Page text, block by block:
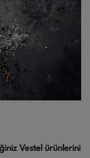
Vestel ürünlerini